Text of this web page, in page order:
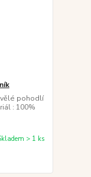
pohodlí
: 100%
> 1 ks